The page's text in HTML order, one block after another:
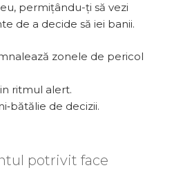
permițându-ți să vezi
de a decide să iei banii.
zonele de pericol
ritmul alert.
de decizii.
potrivit face